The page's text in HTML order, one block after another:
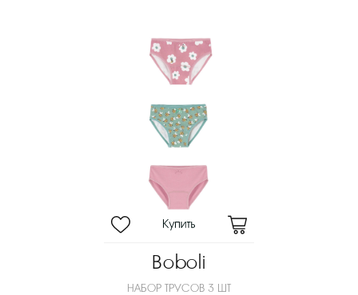
Boboli
НАБОР ТРУСОВ 3 ШТ